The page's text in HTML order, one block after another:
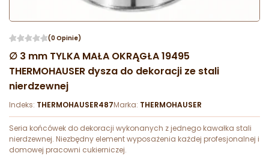
(0 Opinie)
∅ 3 mm TYLKA MAŁA OKRĄGŁA 19495
THERMOHAUSER dysza do dekoracji ze stali
nierdzewnej
Indeks: THERMOHAUSER487Marka: THERMOHAUSER
Seria końcówek do dekoracji wykonanych z jednego kawałka stali
nierdzewnej. Niezbędny element wyposażenia każdej profesjonalnej i
domowej pracowni cukierniczej.